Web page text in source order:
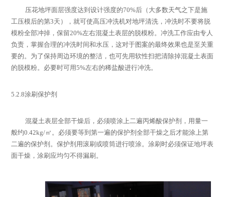
压花地坪面层强度达到设计强度的70%后（大多数天气之下是施
工压模后的第3天），就可使高压冲洗机对地坪清洗，冲洗时不要将脱
模粉全部冲掉，保留20%左右混凝土表层的脱模粉。冲洗工作应由专人
负责，掌握合理的冲洗时间和水压，这对于图案的最终效果也是至关重
要的。为了保持周边环境的整洁，也可先用软性扫把清除掉混凝土表面
的脱模粉。必要时可用5%左右的稀盐酸进行冲洗。
5.2.8涂刷保护剂
混凝土表层全部干燥后，必须喷涂上二遍丙烯酸保护剂，用量一
般约0.42kg/㎡。必须要等到第一遍的保护剂全部干燥之后才能涂上第
二遍的保护剂。保护剂用滚刷或喷筒进行喷涂。涂刷时必须保证地坪表
面干燥，涂刷应均匀不得漏刷。